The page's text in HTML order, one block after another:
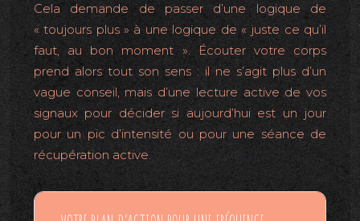
Cela demande de passer d’une logique de
« toujours plus » à une logique de « juste ce qu’il
faut, au bon moment ». Écouter votre corps
prend alors tout son sens : il ne s’agit plus d’un
vague conseil, mais d’une lecture active de vos
signaux pour décider si aujourd’hui est un jour
pour un pic d’intensité ou pour une séance de
récupération active.